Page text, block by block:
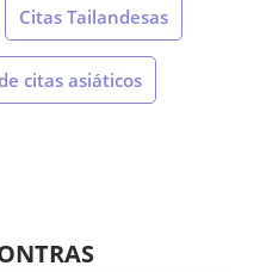
Citas Tailandesas
citas asiáticos